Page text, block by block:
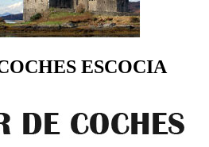
ESCOCIA